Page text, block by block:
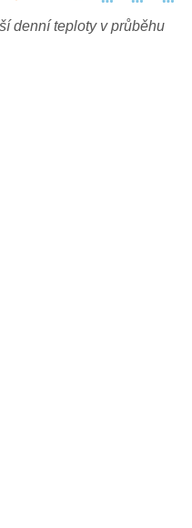
denní teploty v průběhu